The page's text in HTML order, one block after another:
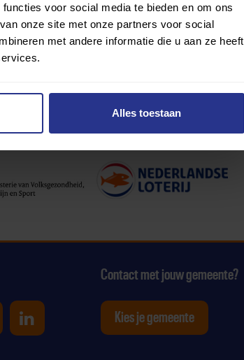
voor social media te bieden en om ons
onze site met onze partners voor social
met andere informatie die u aan ze heeft
Alles toestaan
Facebook
op Instagram
Sporten op Youtube
Uniek Sporten op Linkedin
Contact met jouw gemeente?
Kies je gemeente